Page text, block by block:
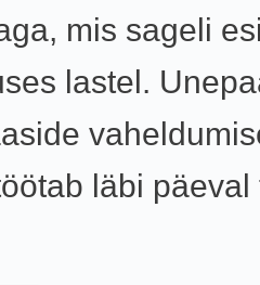
mis sageli
lastel.
läbi päeval